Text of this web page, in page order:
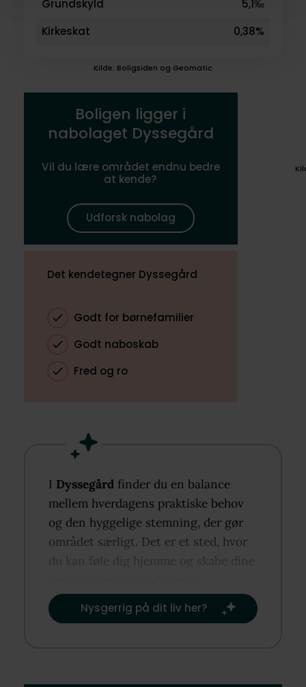
Grundskyld
5,1‰
Kirkeskat
0,38%
Kilde: Boligsiden og Geomatic
Boligen ligger i
nabolaget Dyssegård
Vil du lære området endnu bedre
at kende?
Udforsk nabolag
Det kendetegner Dyssegård
Godt for børnefamilier
Godt naboskab
Fred og ro
I Dyssegård finder du en balance
mellem hverdagens praktiske behov
og den hyggelige stemning, der gør
området særligt. Det er et sted, hvor
du kan føle dig hjemme og skabe dine
Nysgerrig på dit liv her?​